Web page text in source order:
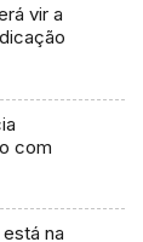
vir a
com
na